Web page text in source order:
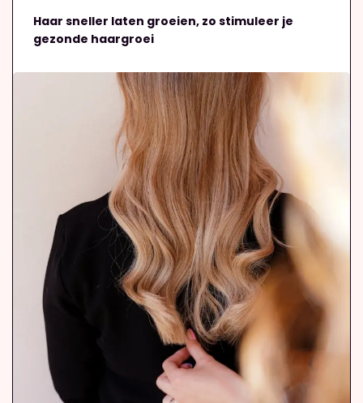
Haar sneller laten groeien, zo stimuleer je
gezonde haargroei